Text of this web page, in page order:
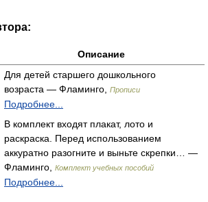
Описание
Для детей старшего дошкольного
возраста — Фламинго,
Прописи
Подробнее...
В комплект входят плакат, лото и
раскраска. Перед использованием
аккуратно разогните и выньте скрепки… —
Фламинго,
Комплект учебных пособий
Подробнее...